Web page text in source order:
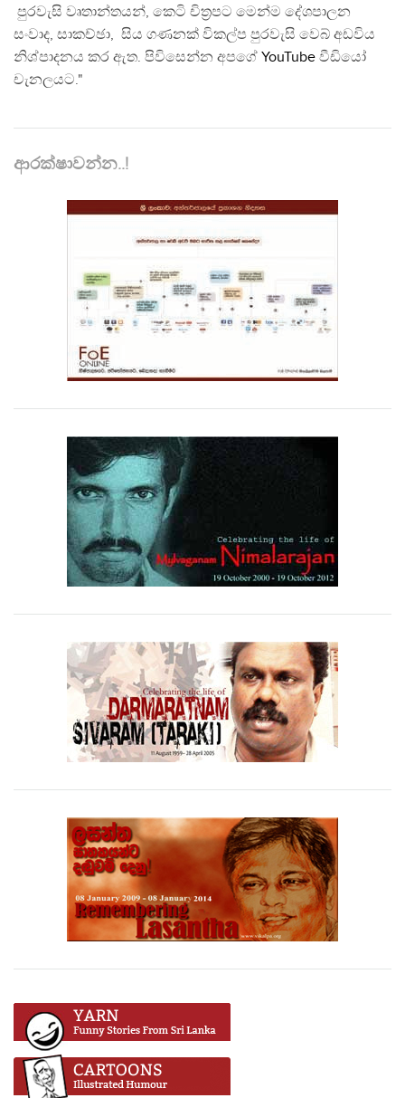
පුරවැසි වෘතාන්තයන්, කෙටි චිත්‍රපට මෙන්ම දේශපාලන
සංවාද, සාකච්ඡා, සිය ගණනක් විකල්ප පුරවැසි වෙබ් අඩවිය
නිශ්පාදනය කර ඇත. පිවිසෙන්න අපගේ YouTube වීඩියෝ
චැනලයට."
ආරක්ෂාවන්න..!